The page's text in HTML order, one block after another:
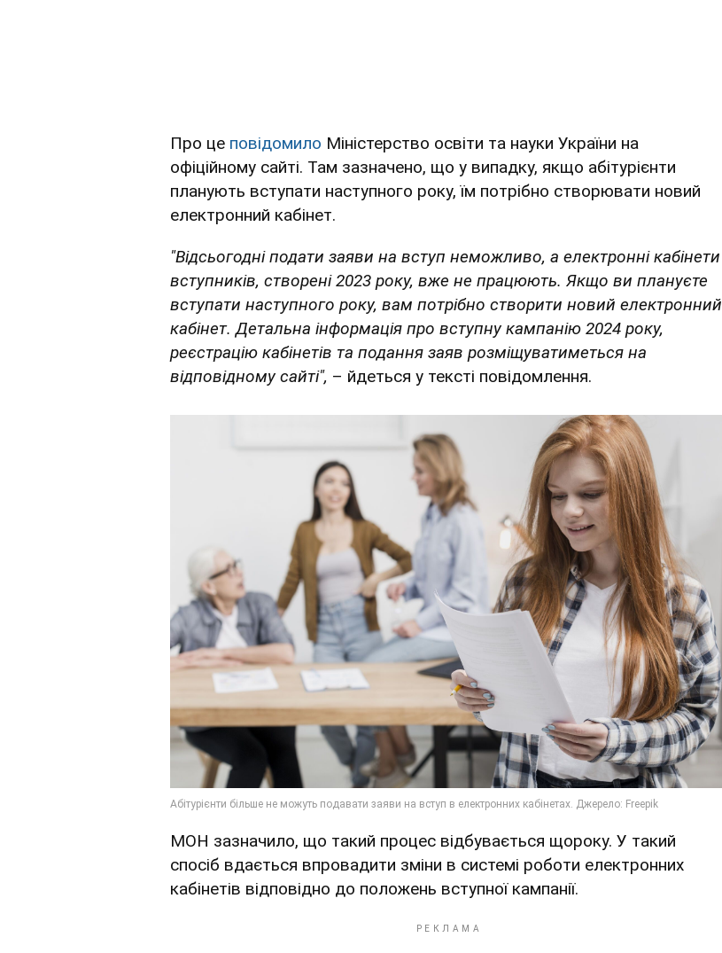
Про це повідомило Міністерство освіти та науки України на
офіційному сайті. Там зазначено, що у випадку, якщо абітурієнти
планують вступати наступного року, їм потрібно створювати новий
електронний кабінет.
"Відсьогодні подати заяви на вступ неможливо, а електронні кабінети
вступників, створені 2023 року, вже не працюють. Якщо ви плануєте
вступати наступного року, вам потрібно створити новий електронний
кабінет. Детальна інформація про вступну кампанію 2024 року,
реєстрацію кабінетів та подання заяв розміщуватиметься на
відповідному сайті", – йдеться у тексті повідомлення.
МОН зазначило, що такий процес відбувається щороку. У такий
спосіб вдається впровадити зміни в системі роботи електронних
кабінетів відповідно до положень вступної кампанії.